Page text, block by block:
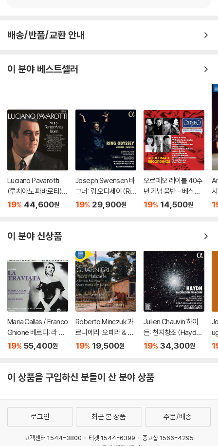
배송/반품/교환 안내
이 분야 베스트셀러
Luciano Pavarotti
(루치아노 파바로티) -
이탈리아 오페라 리마
P]
19% 44,600원
Joseph Swensen 바
그너: 링 오디세이 (Rin
g Odyssey)
19% 29,900원
오르페오 레이블 40주
년 기념 음반 - 베스트
녹음 40 (ORFEO 40t
19% 14,500원
이 분야 신상품
Maria Callas / Franco
Ghione 베르디: 라 트
라비아타 - 마리아 칼
[SACD]
19% 55,400원
Roberto Minczuk 과
르니에리: 오페라 & 관
현악 작품집 (Guarnier
19% 19,500원
Julien Chauvin 하이
든: 천지창조 (Haydn:
La Creation du mon
19% 34,300원
이 상품을 구입하신 분들이 산 분야 상품
로그인 최근 본 상품 주문/배송
고객센터 1544-3800 티켓 1544-6399
중고샵 1566-4295